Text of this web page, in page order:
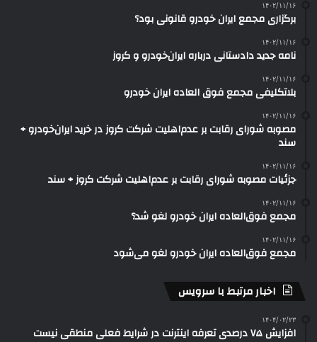
۱۴۰۲/۱۱/۱۶
برگزاری مجمع ایران خودرو قانونی بود؟
۱۴۰۲/۱۱/۱۶
نامه جدید دادستانی درباره ایران‌خودرو و کروز
۱۴۰۲/۱۱/۱۶
بلاتکلیفی مجمع فوق العاده ایران خودرو
۱۴۰۲/۱۱/۱۶
مصوبه شورای رقابت بر عدم‌اهلیت شرکت کروز در خرید ایران‌خودرو +
سند
۱۴۰۲/۱۱/۱۶
جزئیات مصوبه شورای رقابت بر عدم‌اهلیت شرکت کروز + سند
۱۴۰۲/۱۱/۱۶
مجمع فوق‌العاده ایران خودرو لغو شد؟
۱۴۰۲/۱۱/۱۶
مجمع فوق‌العاده ایران خودرو لغو می‌شود
اخبار مرتبط با سرویس
۱۴۰۴/۰۲/۲۳
افزایش ۷۵ درصدی تعرفه اینترنت در شرایط فعلی منطقی نیست